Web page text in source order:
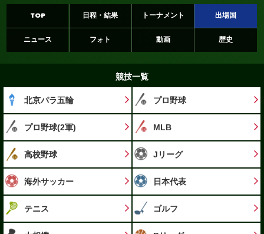
TOP 日程・結果 トーナメント 出場国
ニュース フォト 動画 歴史
競技一覧
北京パラ五輪 プロ野球
プロ野球(2軍) MLB
高校野球 Jリーグ
海外サッカー 日本代表
テニス ゴルフ